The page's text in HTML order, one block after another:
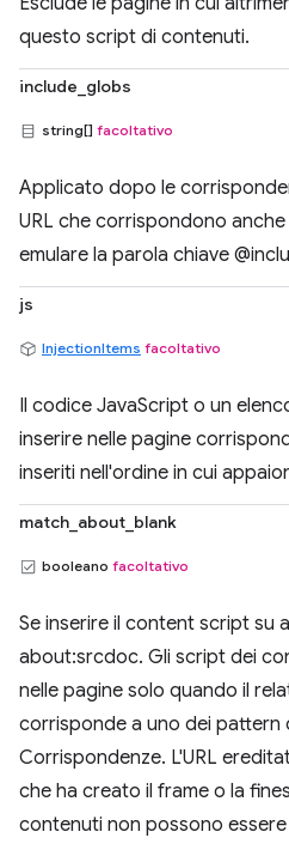
questo script di contenuti.
include_globs
string[] facoltativo
Applicato dopo le
URL che corrispondono
emulare la parola chiave
js
InjectionItems facoltativo
Il codice JavaScript o un
inserire nelle pagine
inseriti nell'ordine in cui
match_about_blank
booleano facoltativo
Se inserire il content script su
about:srcdoc. Gli script dei
nelle pagine solo quando il
corrisponde a uno dei pattern
Corrispondenze. L'URL
che ha creato il frame o la
contenuti non possono essere